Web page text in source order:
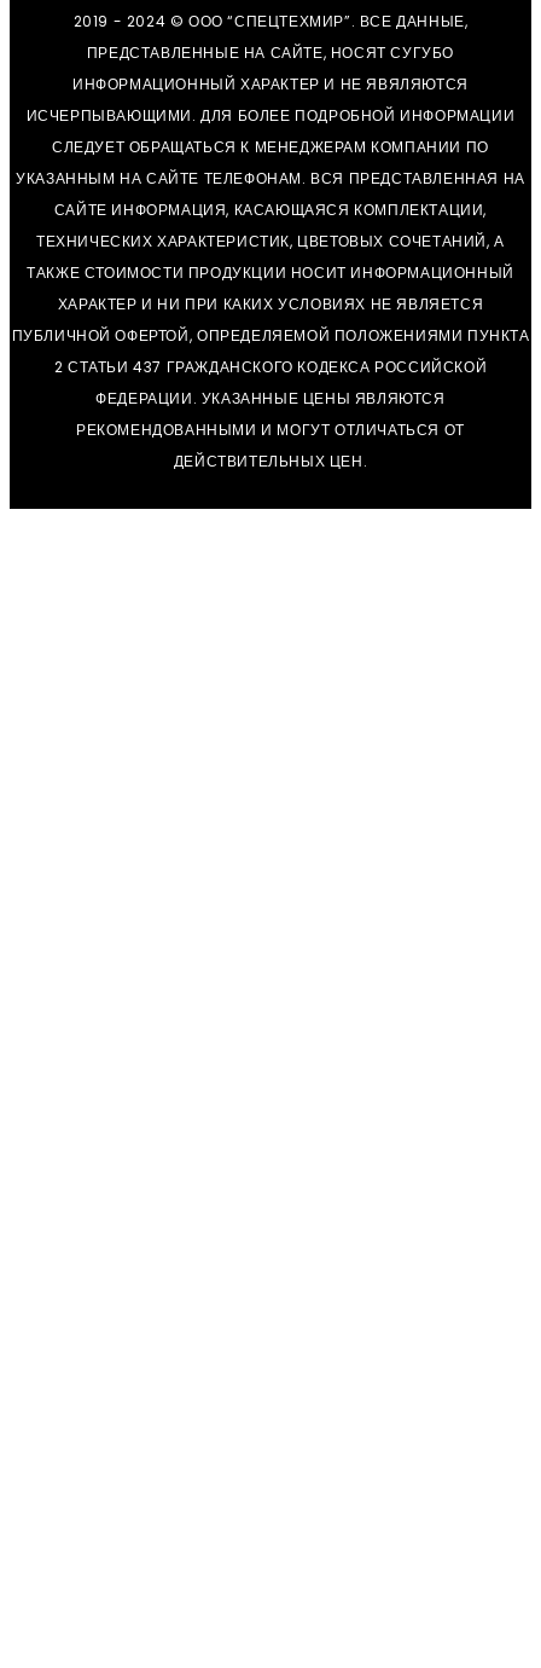
2019 - 2024 © ООО “СПЕЦТЕХМИР”. ВСЕ ДАННЫЕ,
ПРЕДСТАВЛЕННЫЕ НА САЙТЕ, НОСЯТ СУГУБО
ИНФОРМАЦИОННЫЙ ХАРАКТЕР И НЕ ЯВЯЛЯЮТСЯ
ИСЧЕРПЫВАЮЩИМИ. ДЛЯ БОЛЕЕ ПОДРОБНОЙ ИНФОРМАЦИИ
СЛЕДУЕТ ОБРАЩАТЬСЯ К МЕНЕДЖЕРАМ КОМПАНИИ ПО
УКАЗАННЫМ НА САЙТЕ ТЕЛЕФОНАМ. ВСЯ ПРЕДСТАВЛЕННАЯ НА
САЙТЕ ИНФОРМАЦИЯ, КАСАЮЩАЯСЯ КОМПЛЕКТАЦИИ,
ТЕХНИЧЕСКИХ ХАРАКТЕРИСТИК, ЦВЕТОВЫХ СОЧЕТАНИЙ, А
ТАКЖЕ СТОИМОСТИ ПРОДУКЦИИ НОСИТ ИНФОРМАЦИОННЫЙ
ХАРАКТЕР И НИ ПРИ КАКИХ УСЛОВИЯХ НЕ ЯВЛЯЕТСЯ
ПУБЛИЧНОЙ ОФЕРТОЙ, ОПРЕДЕЛЯЕМОЙ ПОЛОЖЕНИЯМИ ПУНКТА
2 СТАТЬИ 437 ГРАЖДАНСКОГО КОДЕКСА РОССИЙСКОЙ
ФЕДЕРАЦИИ. УКАЗАННЫЕ ЦЕНЫ ЯВЛЯЮТСЯ
РЕКОМЕНДОВАННЫМИ И МОГУТ ОТЛИЧАТЬСЯ ОТ
ДЕЙСТВИТЕЛЬНЫХ ЦЕН.